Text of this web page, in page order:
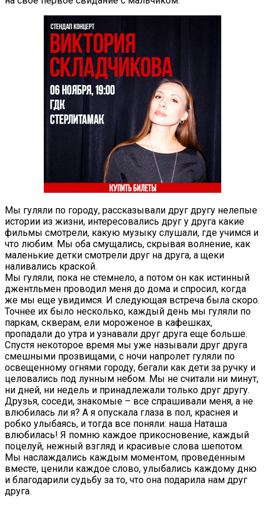
Мы гуляли по городу, рассказывали друг другу нелепые
истории из жизни, интересовались друг у друга какие
фильмы смотрели, какую музыку слушали, где учимся и
что любим. Мы оба смущались, скрывая волнение, как
маленькие детки смотрели друг на друга, а щеки
наливались краской.
Мы гуляли, пока не стемнело, а потом он как истинный
джентльмен проводил меня до дома и спросил, когда
же мы еще увидимся. И следующая встреча была скоро.
Точнее их было несколько, каждый день мы гуляли по
паркам, скверам, ели мороженое в кафешках,
пропадали до утра и узнавали друг друга еще больше.
Спустя некоторое время мы уже называли друг друга
смешными прозвищами, с ночи напролет гуляли по
освещенному огнями городу, бегали как дети за ручку и
целовались под лунным небом. Мы не считали ни минут,
ни дней, ни недель и принадлежали только друг другу.
Друзья, соседи, знакомые – все спрашивали меня, а не
влюбилась ли я? А я опускала глаза в пол, краснея и
робко улыбаясь, и тогда все поняли: наша Наташа
влюбилась! Я помню каждое прикосновение, каждый
поцелуй, нежный взгляд и красивые слова шепотом.
Мы наслаждались каждым моментом, проведенным
вместе, ценили каждое слово, улыбались каждому дню
и благодарили судьбу за то, что она подарила нам друг
друга.